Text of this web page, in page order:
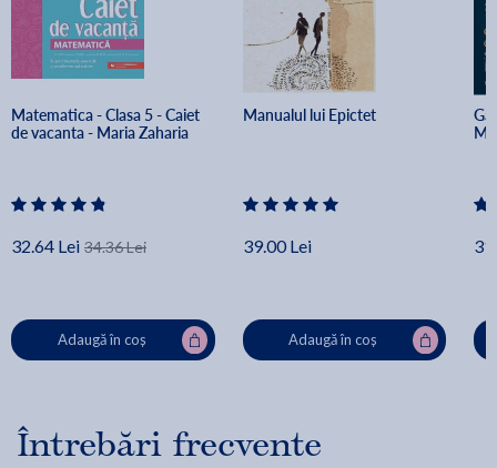
Matematica - Clasa 5 - Caiet
de vacanta - Maria Zaharia
32.64 Lei 34.36 Lei
Adaugă în coș
Manualul lui Epictet
39.00 Lei
Adaugă în coș
Întrebări frecvente